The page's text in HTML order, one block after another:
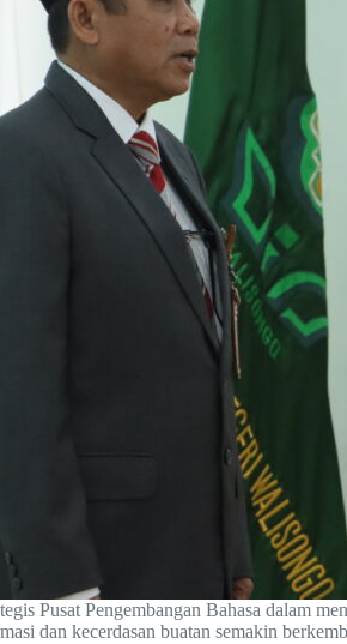
Pusat Pengembangan Bahasa dalam
dan kecerdasan buatan semakin